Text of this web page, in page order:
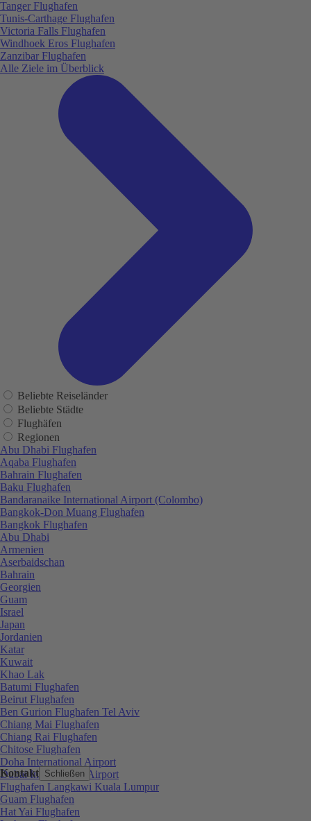
Kontakt Schließen
Tanger Flughafen
Tunis-Carthage Flughafen
Victoria Falls Flughafen
Windhoek Eros Flughafen
Zanzibar Flughafen
Alle Ziele im Überblick
Beliebte Reiseländer
Beliebte Städte
Flughäfen
Regionen
Abu Dhabi Flughafen
Aqaba Flughafen
Bahrain Flughafen
Baku Flughafen
Bandaranaike International Airport (Colombo)
Bangkok-Don Muang Flughafen
Bangkok Flughafen
Abu Dhabi
Armenien
Aserbaidschan
Bahrain
Georgien
Guam
Israel
Japan
Jordanien
Katar
Kuwait
Khao Lak
Batumi Flughafen
Beirut Flughafen
Ben Gurion Flughafen Tel Aviv
Chiang Mai Flughafen
Chiang Rai Flughafen
Chitose Flughafen
Doha International Airport
Dubai International Airport
Flughafen Langkawi Kuala Lumpur
Guam Flughafen
Hat Yai Flughafen